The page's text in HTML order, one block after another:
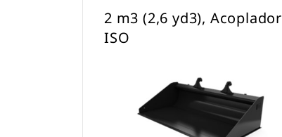
2 m3 (2,6 yd3), Acoplador
ISO